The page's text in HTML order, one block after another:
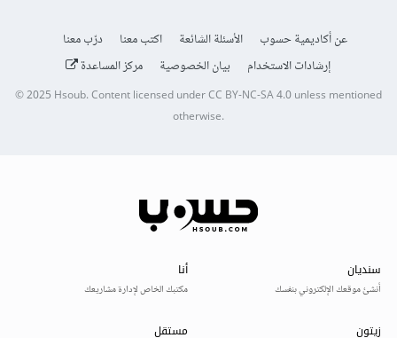
عن أكاديمية حسوب الأسئلة الشائعة اكتب معنا
درّب معنا
إرشادات الاستخدام
بيان الخصوصية مركز المساعدة
© 2025Hsoub.Content licensed underCC BY-NC-SA 4.0unless mentioned
otherwise.